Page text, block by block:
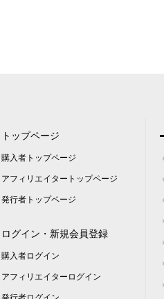
住所 ：千葉県千
トップページ
購入者トップページ
アフィリエイタートップページ
発行者トップページ
ログイン・新規会員登録
購入者ログイン
アフィリエイターログイン